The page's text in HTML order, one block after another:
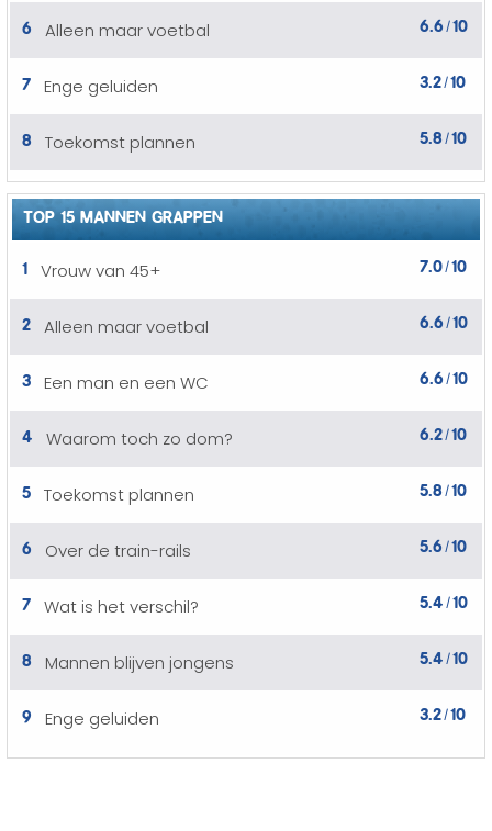
6 Alleen maar voetbal 6.6 /10
7 Enge geluiden 3.2/10
8 Toekomst plannen 5.8 /10
TOP 15 MANNEN GRAPPEN
1 Vrouw van 45+ 7.0/10
2 Alleen maar voetbal 6.6 /10
3 Een man en een WC 6.6 /10
4 Waarom toch zo dom? 6.2/10
5 Toekomst plannen 5.8/10
6 Over de train-rails 5.6 /10
7 Wat is het verschil? 5.4 /10
8 Mannen blijven jongens 5.4 /10
9 Enge geluiden 3.2/10